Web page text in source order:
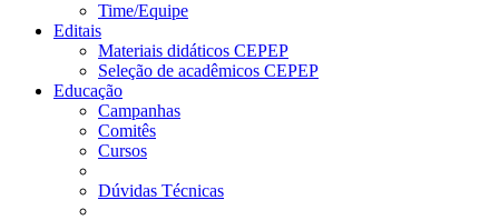
Time/Equipe
Editais
Materiais didáticos CEPEP
Seleção de acadêmicos CEPEP
Educação
Campanhas
Comitês
Cursos
Dúvidas Técnicas